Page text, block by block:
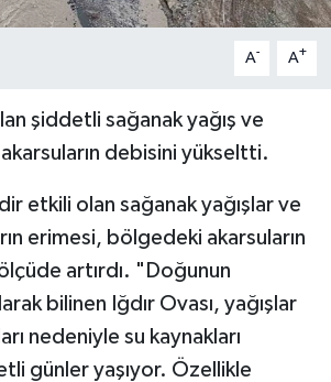
A- A+
şiddetli sağanak yağış ve
debisini yükseltti.
etkili olan sağanak yağışlar ve
erimesi, bölgedeki akarsuların
artırdı. "Doğunun
bilinen Iğdır Ovası, yağışlar
nedeniyle su kaynakları
günler yaşıyor. Özellikle